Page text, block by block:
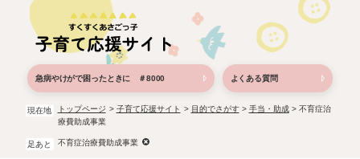
急病やけがで困ったときに ＃8000 よくある質問
現在地 トップページ > 子育て応援サイト > 目的でさがす> 手当・助成> 不育症治
療費助成事業
足あと 不育症治療費助成事業